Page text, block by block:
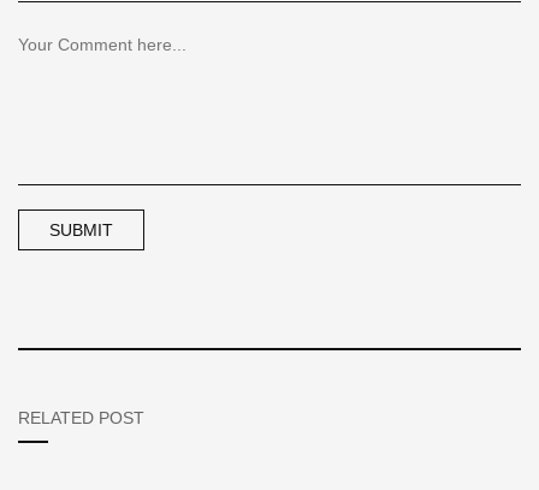
RELATED POST